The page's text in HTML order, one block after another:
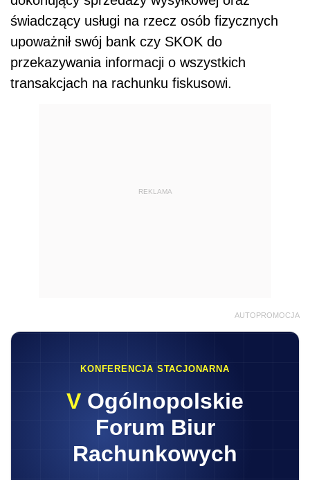
świadczący usługi na rzecz osób fizycznych
upoważnił swój bank czy SKOK do
przekazywania informacji o wszystkich
transakcjach na rachunku fiskusowi.
REKLAMA
AUTOPROMOCJA
KONFERENCJA STACJONARNA
V Ogólnopolskie
Forum Biur
Rachunkowych